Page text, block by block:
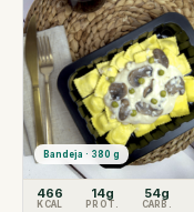
Bandeja · 380 g
466
KCAL
14g
PROT.
54g
CARB.